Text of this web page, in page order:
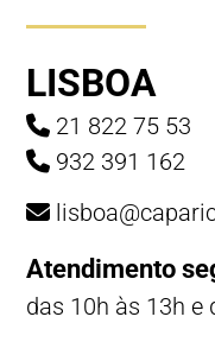
LISBOA
21 822 75 53
932 391 162
Atendimento
das 10h às 13h e